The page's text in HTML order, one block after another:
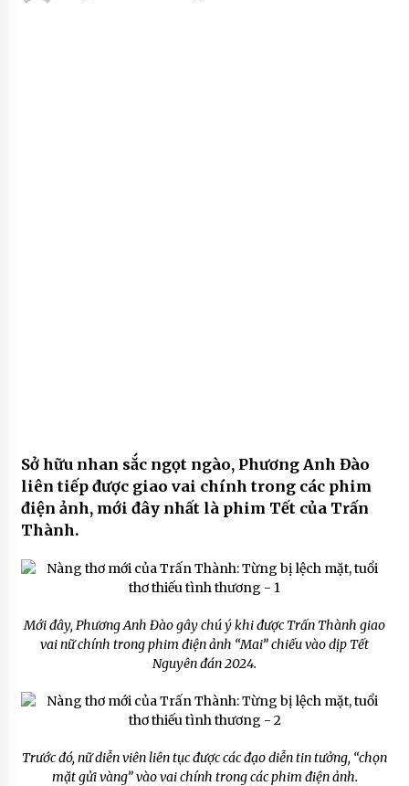
Sở hữu nhan sắc ngọt ngào, Phương Anh Đào
liên tiếp được giao vai chính trong các phim
điện ảnh, mới đây nhất là phim Tết của Trấn
Thành.
Mới đây, Phương Anh Đào gây chú ý khi được Trấn Thành giao
vai nữ chính trong phim điện ảnh “Mai” chiếu vào dịp Tết
Nguyên đán 2024.
Trước đó, nữ diễn viên liên tục được các đạo diễn tin tưởng, “chọn
mặt gửi vàng” vào vai chính trong các phim điện ảnh.